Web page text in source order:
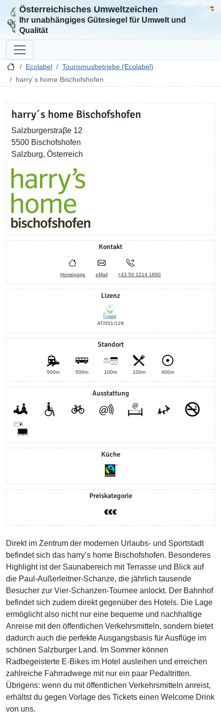
Zur Startseite
Österreichisches Umweltzeichen
Ihr unabhängiges Gütesiegel für Umwelt und
Qualität
Ecolabel
Tourismusbetriebe (Ecolabel)
harry´s home Bischofshofen
harry´s home Bischofshofen
Salzburgerstraβe 12
5500 Bischofshofen
Salzburg, Österreich
Kontakt
Homepage eMail +43 50 1214 1890
Lizenz
AT/051/129
Standort
500m 500m 100m 100m 400m
Ausstattung
Küche
Preiskategorie
Direkt im Zentrum der modernen Urlaubs- und Sportstadt
befindet sich das harry’s home Bischofshofen. Besonderes
Highlight ist der Saunabereich mit Terrasse und Blick auf
die Paul-Außerleitner-Schanze, die jährlich tausende
Besucher zur Vier-Schanzen-Tournee anlockt. Der Bahnhof
befindet sich zudem direkt gegenüber des Hotels. Die Lage
ermöglicht also nicht nur eine bequeme und nachhaltige
Anreise mit den öffentlichen Verkehrsmitteln, sondern bietet
dadurch auch die perfekte Ausgangsbasis für Ausflüge im
schönen Salzburger Land. Im Sommer können
Radbegeisterte E-Bikes im Hotel ausleihen und erreichen
zahlreiche Fahrradwege mit nur ein paar Pedaltritten.
Übrigens: wenn du mit öffentlichen Verkehrsmitteln anreist,
erhältst du gegen Vorlage des Tickets einen Welcome Drink
von uns.